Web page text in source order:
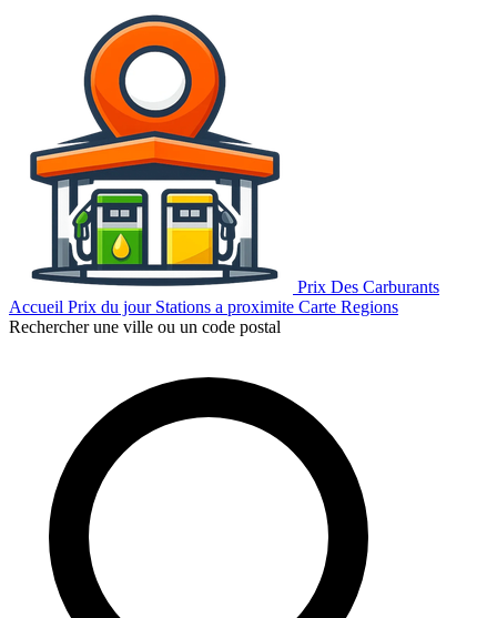
Prix Des Carburants
Accueil Prix du jour Stations a proximite Carte Regions
Rechercher une ville ou un code postal